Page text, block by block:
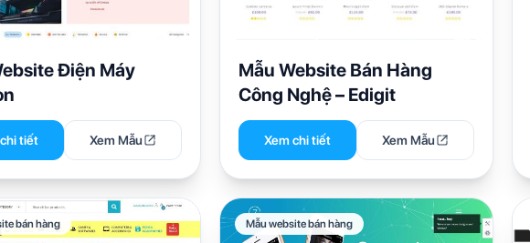
Điện Máy
tiết Xem Mẫu
Mẫu Website Bán Hàng
Công Nghệ – Edigit
Xem chi tiết Xem Mẫu
bán hàng Mẫu website bán hàng